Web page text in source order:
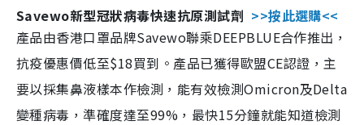
Savewo新型冠狀病毒快速抗原測試劑 >>按此選購<<
產品由香港口罩品牌Savewo聯乘DEEPBLUE合作推出，
抗疫優惠價低至$18買到。產品已獲得歐盟CE認證，主
要以採集鼻液樣本作檢測，能有效檢測Omicron及Delta
變種病毒，準確度達至99%，最快15分鐘就能知道檢測